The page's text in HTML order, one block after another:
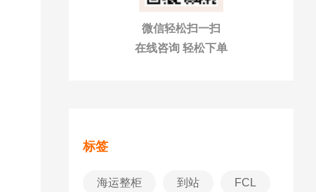
微信轻松扫一扫
在线咨询 轻松下单
标签
海运整柜 到站 FCL